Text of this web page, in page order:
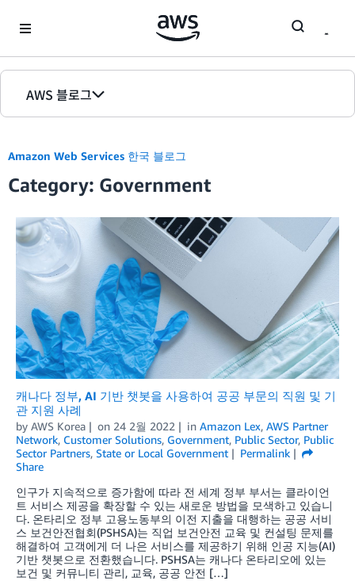
AWS 블로그
에디션
Amazon Web Services 한국 블로그
Category: Government
캐나다 정부, AI 기반 챗봇을 사용하여 공공 부문의 직원 및 기
관 지원 사례
by AWS Korea on 24 2월 2022 in Amazon Lex, AWS Partner
Network, Customer Solutions, Government, Public Sector, Public
Sector Partners, State or Local Government
Permalink
Share
인구가 지속적으로 증가함에 따라 전 세계 정부 부서는 클라이언
트 서비스 제공을 확장할 수 있는 새로운 방법을 모색하고 있습니
다. 온타리오 정부 고용노동부의 이전 지출을 대행하는 공공 서비
스 보건안전협회(PSHSA)는 직업 보건안전 교육 및 컨설팅 문제를
해결하여 고객에게 더 나은 서비스를 제공하기 위해 인공 지능(AI)
기반 챗봇으로 전환했습니다. PSHSA는 캐나다 온타리오에 있는
보건 및 커뮤니티 관리, 교육, 공공 안전 […]